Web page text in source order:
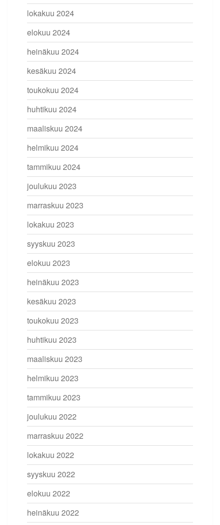
lokakuu 2024
elokuu 2024
heinäkuu 2024
kesäkuu 2024
toukokuu 2024
huhtikuu 2024
maaliskuu 2024
helmikuu 2024
tammikuu 2024
joulukuu 2023
marraskuu 2023
lokakuu 2023
syyskuu 2023
elokuu 2023
heinäkuu 2023
kesäkuu 2023
toukokuu 2023
huhtikuu 2023
maaliskuu 2023
helmikuu 2023
tammikuu 2023
joulukuu 2022
marraskuu 2022
lokakuu 2022
syyskuu 2022
elokuu 2022
heinäkuu 2022